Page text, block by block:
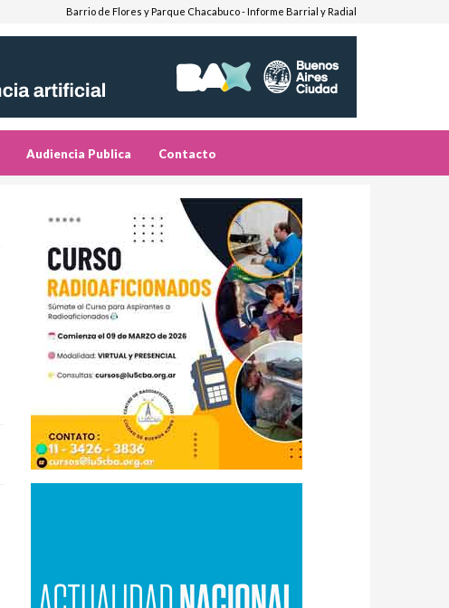
Barrio de Flores y Parque Chacabuco - Informe Barrial y Radial
Audiencia Publica Contacto